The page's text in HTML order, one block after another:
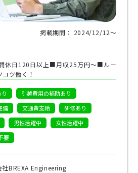
掲載期間： 2024/12/12〜
間休日120日以上■月収25万円～■ルー
ツ働く！
引越費用の補助あり
備 交通費支給
研修あり
男性活躍中
女性活躍中
要
社BREXA Engineering